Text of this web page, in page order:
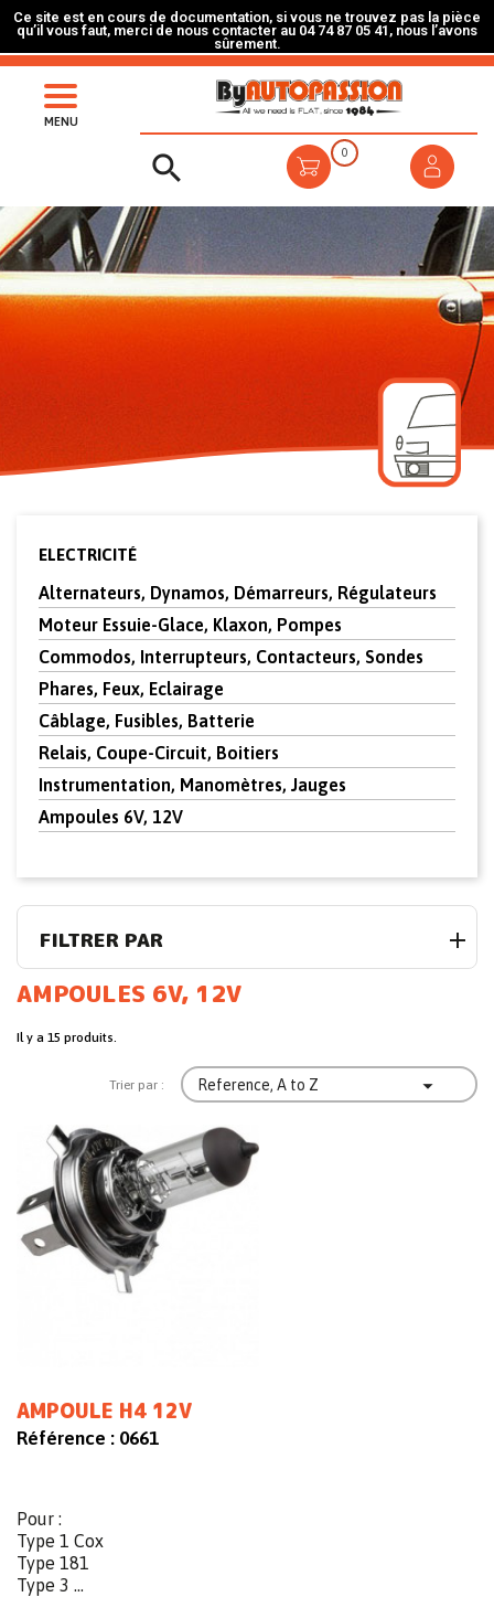
Ce site est en cours de documentation, si vous ne trouvez pas la pièce
qu’il vous faut, merci de nous contacter au 04 74 87 05 41, nous l’avons
sûrement.
MENU
 0
ELECTRICITÉ
Alternateurs, Dynamos, Démarreurs, Régulateurs
Moteur Essuie-Glace, Klaxon, Pompes
Commodos, Interrupteurs, Contacteurs, Sondes
Phares, Feux, Eclairage
Câblage, Fusibles, Batterie
Relais, Coupe-Circuit, Boitiers
Instrumentation, Manomètres, Jauges
Ampoules 6V, 12V
FILTRER PAR
AMPOULES 6V, 12V
Il y a 15 produits.
Trier par : Reference, A to Z 
AMPOULE H4 12V
Référence : 0661
Pour :
Type 1 Cox
Type 181
Type 3 ...